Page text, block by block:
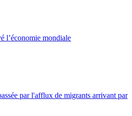
l’économie mondiale
par l'afflux de migrants arrivant par